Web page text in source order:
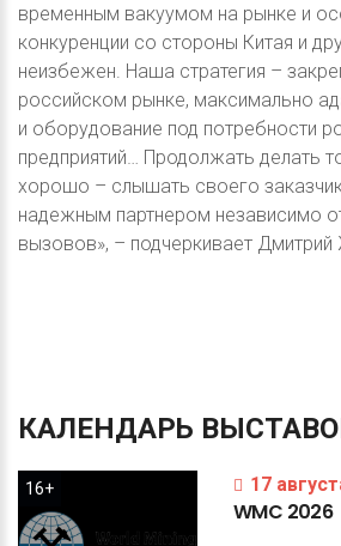
временным вакуумом на рынке и
конкуренции со стороны Китая и
неизбежен. Наша стратегия –
российском рынке, максимально
и оборудование под потребности
предприятий… Продолжать делать
хорошо – слышать своего
надежным партнером независимо
вызовов», – подчеркивает
КАЛЕНДАРЬ
16+ 17
WMC 2026